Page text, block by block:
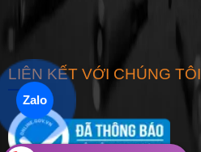
LIÊN KẾT VỚI CHÚNG TÔI
Zalo